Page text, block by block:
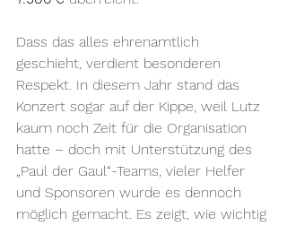
Dass das alles ehrenamtlich
geschieht, verdient besonderen
Respekt. In diesem Jahr stand das
Konzert sogar auf der Kippe, weil Lutz
kaum noch Zeit für die Organisation
hatte – doch mit Unterstützung des
„Paul der Gaul“-Teams, vieler Helfer
und Sponsoren wurde es dennoch
möglich gemacht. Es zeigt, wie wichtig